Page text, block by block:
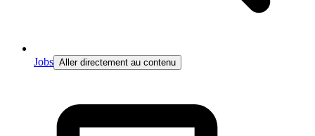
Jobs Aller directement au contenu